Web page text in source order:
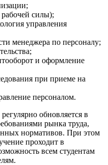
силы);
управления
менеджера по персоналу;
и оформление
при приеме на
персоналом.
обновляется в
рынка труда,
нормативов. При этом
проходит в
всем студентам